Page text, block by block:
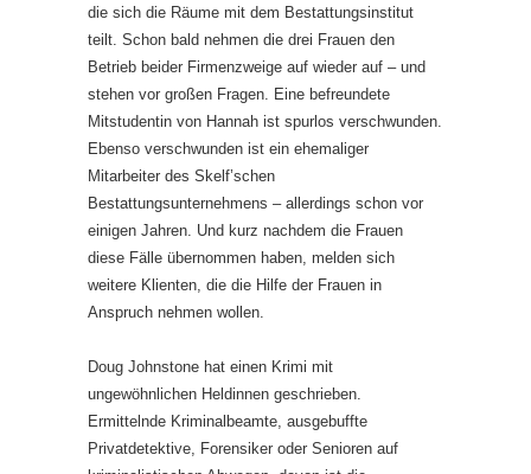
die sich die Räume mit dem Bestattungsinstitut
teilt. Schon bald nehmen die drei Frauen den
Betrieb beider Firmenzweige auf wieder auf – und
stehen vor großen Fragen. Eine befreundete
Mitstudentin von Hannah ist spurlos verschwunden.
Ebenso verschwunden ist ein ehemaliger
Mitarbeiter des Skelf’schen
Bestattungsunternehmens – allerdings schon vor
einigen Jahren. Und kurz nachdem die Frauen
diese Fälle übernommen haben, melden sich
weitere Klienten, die die Hilfe der Frauen in
Anspruch nehmen wollen.
Doug Johnstone hat einen Krimi mit
ungewöhnlichen Heldinnen geschrieben.
Ermittelnde Kriminalbeamte, ausgebuffte
Privatdetektive, Forensiker oder Senioren auf